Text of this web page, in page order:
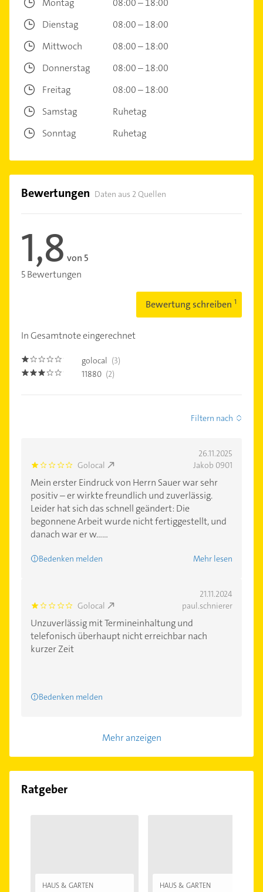
Dienstag
08:00 – 18:00
Mittwoch
08:00 – 18:00
Donnerstag
08:00 – 18:00
Freitag
08:00 – 18:00
Samstag
Ruhetag
Sonntag
Ruhetag
Bewertungen Daten aus 2 Quellen
1,8 von 5
5 Bewertungen
Bewertung schreiben
In Gesamtnote eingerechnet
1.0 golocal (3)
3.0 11880 (2)
Filtern nach
26.11.2025
1.0 Golocal Jakob 0901
Mein erster Eindruck von Herrn Sauer war sehr
positiv – er wirkte freundlich und zuverlässig.
Leider hat sich das schnell geändert: Die
begonnene Arbeit wurde nicht fertiggestellt, und
danach war er w......
Bedenken melden Mehr lesen
21.11.2024
1.0 Golocal paul.schnierer
Unzuverlässig mit Termineinhaltung und
telefonisch überhaupt nicht erreichbar nach
kurzer Zeit
Bedenken melden
Mehr anzeigen
Ratgeber
HAUS & GARTEN HAUS & GARTEN